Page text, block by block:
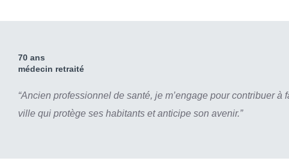
70 ans
médecin retraité
“Ancien professionnel de santé, je m’engage pour contribuer à
ville qui protège ses habitants et anticipe son avenir.”